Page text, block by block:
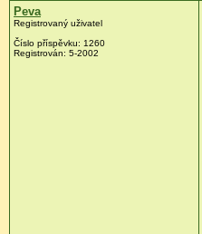
Peva
Registrovaný uživatel
Číslo příspěvku: 1260
Registrován: 5-2002